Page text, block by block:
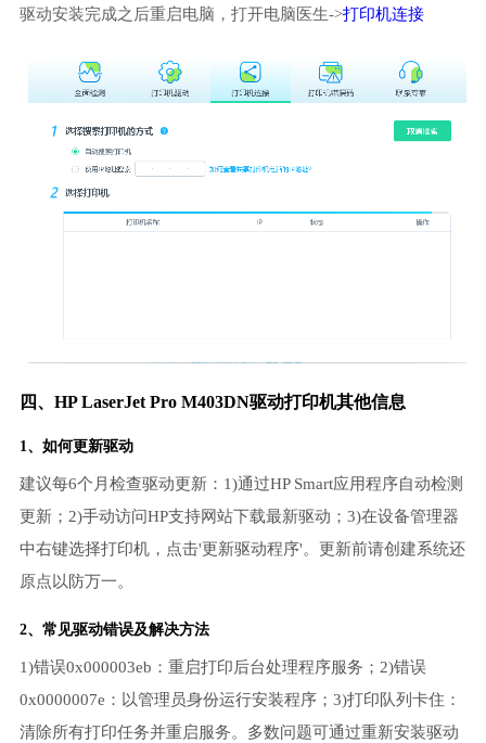
驱动安装完成之后重启电脑，打开电脑医生->打印机连接
四、HP LaserJet Pro M403DN驱动打印机其他信息
1、如何更新驱动
建议每6个月检查驱动更新：1)通过HP Smart应用程序自动检测
更新；2)手动访问HP支持网站下载最新驱动；3)在设备管理器
中右键选择打印机，点击'更新驱动程序'。更新前请创建系统还
原点以防万一。
2、常见驱动错误及解决方法
1)错误0x000003eb：重启打印后台处理程序服务；2)错误
0x0000007e：以管理员身份运行安装程序；3)打印队列卡住：
清除所有打印任务并重启服务。多数问题可通过重新安装驱动